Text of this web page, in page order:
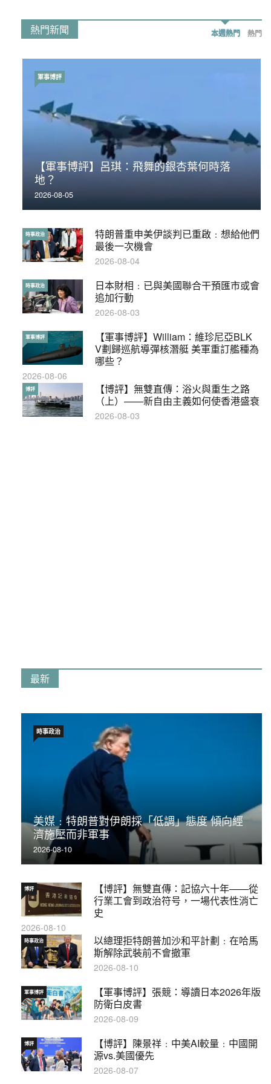
熱門新聞 本週熱門 熱門
【軍事博評】呂琪：飛舞的銀杏葉何時落
地？
2026-08-05
軍事博評
特朗普重申美伊談判已重啟﹕想給他們
最後一次機會
時事政治
2026-08-04
日本財相﹕已與美國聯合干預匯市或會
追加行動
時事政治
2026-08-03
【軍事博評】William：維珍尼亞BLK
V劃歸巡航導彈核潛艇 美軍重訂艦種為
哪些？
軍事博評
2026-08-06
【博評】無雙直傳：浴火與重生之路
（上）——新自由主義如何使香港盛衰
博評
2026-08-03
荃灣反黑組「砌生豬肉」砌錯O記臥底4警員
被控
2019-11-01
時事政治
【輕百科】被抽中當陪審員能拒絕嗎？
輕百科
2017-10-17
【輕盤點】集會遊行陸續有來？一文盡
覽8月示威活動
輕盤點
2019-08-30
本港保護兒童法例雜亂互相矛盾家長易
墮法網
特稿
2019-05-21
【輕百科】甚麼按摩院要領牌？顧客涉
及刑責嗎？
輕百科
2021-05-13
最新
美媒﹕特朗普對伊朗採「低調」態度 傾向經
濟施壓而非軍事
2026-08-10
時事政治
【博評】無雙直傳：記協六十年——從
行業工會到政治符号，一場代表性消亡
史
博評
2026-08-10
以總理拒特朗普加沙和平計劃﹕在哈馬
斯解除武裝前不會撤軍
時事政治
2026-08-10
【軍事博評】張競：導讀日本2026年版
防衛白皮書
軍事博評
2026-08-09
【博評】陳景祥﹕中美AI較量﹕中國開
源vs.美國優先
博評
2026-08-07